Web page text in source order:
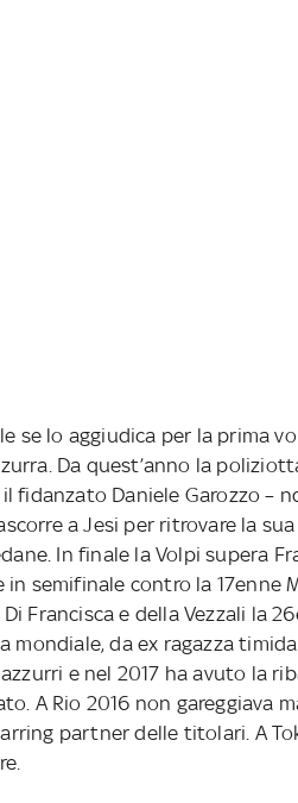
lo aggiudica per la prima
Da quest’anno la
fidanzato Daniele Garozzo –
a Jesi per ritrovare la
In finale la Volpi supera
semifinale contro la 17enne
Francisca e della Vezzali la
mondiale, da ex ragazza
e nel 2017 ha avuto la
A Rio 2016 non gareggiava
partner delle titolari. A